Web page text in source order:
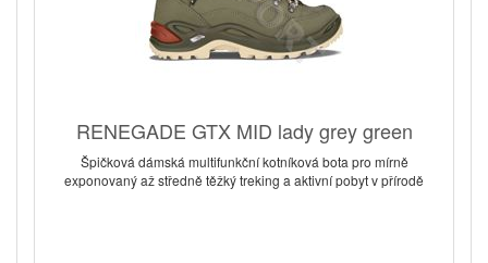
RENEGADE GTX MID lady grey green
Špičková dámská multifunkční kotníková bota pro mírně
exponovaný až středně těžký treking a aktivní pobyt v přírodě